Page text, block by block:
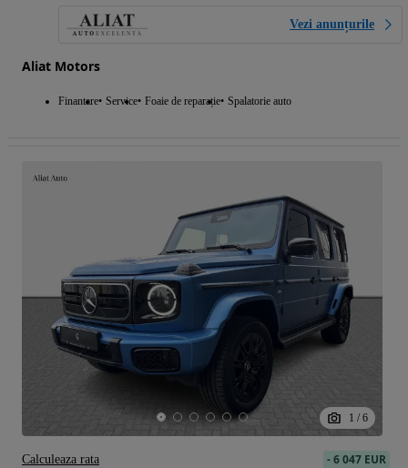
Vezi anunțurile
Aliat Motors
Finantare Service Foaie de reparație Spalatorie auto
1 / 6
-6 047 EUR
Calculeaza rata